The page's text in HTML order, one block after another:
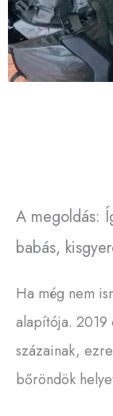
A megoldás:
babás,
Ha még nem
alapítója. 2019
százainak,
bőröndök